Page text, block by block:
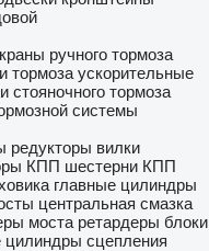
краны ручного тормоза
тормоза ускорительные
стояночного тормоза
системы
редукторы вилки
КПП шестерни КПП
главные цилиндры
центральная смазка
моста ретардеры блоки
цилиндры сцепления